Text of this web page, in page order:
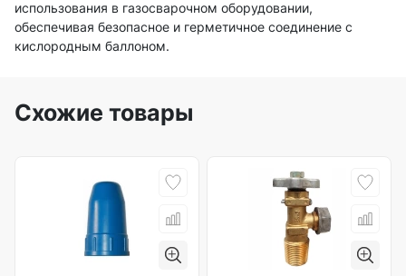
использования в газосварочном оборудовании,
обеспечивая безопасное и герметичное соединение с
кислородным баллоном.
Схожие товары